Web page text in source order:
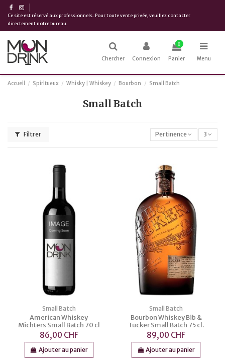
Ce site est réservé aux professionnels. Pour toute vente privée, veuillez contacter
directement notre bureau.
Chercher Connexion
0
Panier Menu
Accueil Spiritueux Whisky | Whiskey Bourbon Small Batch
Small Batch
Filtrer Pertinence 3
Small Batch
American Whiskey
Michters Small Batch 70 cl
86,00 CHF
Ajouter au panier
Small Batch
Bourbon Whiskey Bib &
Tucker Small Batch 75 cl.
89,00 CHF
Ajouter au panier